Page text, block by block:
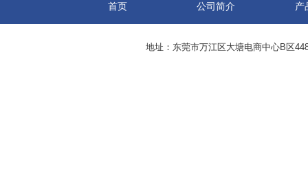
首页 公司简介 产
地址：东莞市万江区大塘电商中心B区